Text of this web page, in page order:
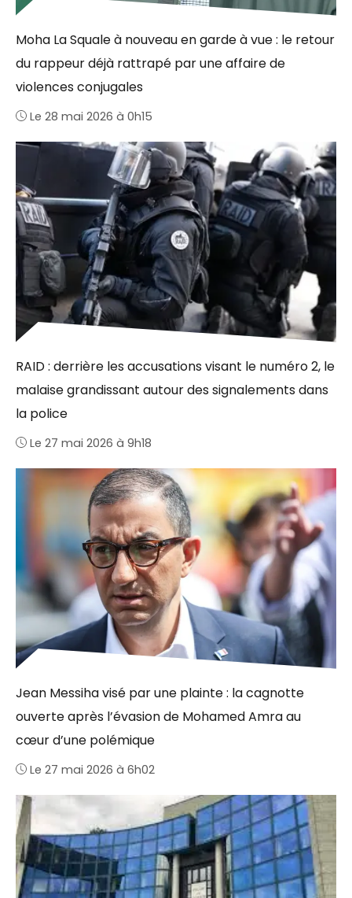
Moha La Squale à nouveau en garde à vue : le retour
du rappeur déjà rattrapé par une affaire de
violences conjugales
Le 28 mai 2026 à 0h15
RAID : derrière les accusations visant le numéro 2, le
malaise grandissant autour des signalements dans
la police
Le 27 mai 2026 à 9h18
Jean Messiha visé par une plainte : la cagnotte
ouverte après l’évasion de Mohamed Amra au
cœur d’une polémique
Le 27 mai 2026 à 6h02